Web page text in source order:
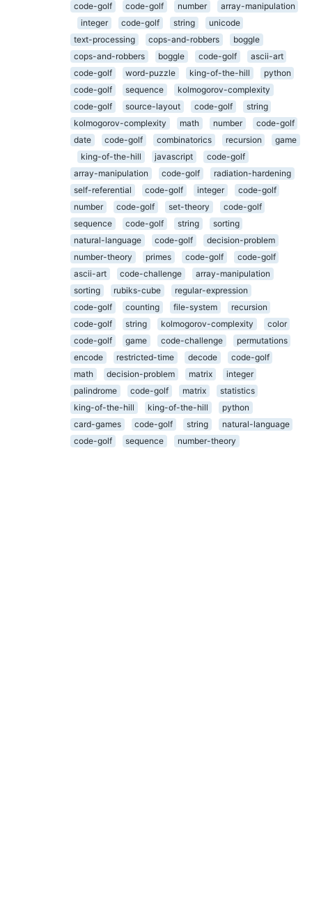
code-golf
code-golf number
array-manipulation
integer
code-golf string
unicode
text-processing
cops-and-robbers
boggle
cops-and-robbers
boggle code-golf
ascii-art
code-golf
word-puzzle king-of-the-hill
python
code-golf
sequence
kolmogorov-complexity
code-golf
source-layout code-golf
string
kolmogorov-complexity
math number
code-golf
date
code-golf combinatorics recursion
game
king-of-the-hill
javascript
code-golf
array-manipulation
code-golf
radiation-hardening
self-referential
code-golf integer
code-golf
number
code-golf set-theory
code-golf
sequence
code-golf string
sorting
natural-language
code-golf
decision-problem
number-theory
primes code-golf
code-golf
ascii-art
code-challenge
array-manipulation
sorting
rubiks-cube
regular-expression
code-golf
counting file-system
recursion
code-golf
string kolmogorov-complexity
color
code-golf
game code-challenge
permutations
encode
restricted-time decode
code-golf
math
decision-problem matrix
integer
palindrome
code-golf matrix
statistics
king-of-the-hill
king-of-the-hill
python
card-games
code-golf string
natural-language
code-golf
sequence number-theory